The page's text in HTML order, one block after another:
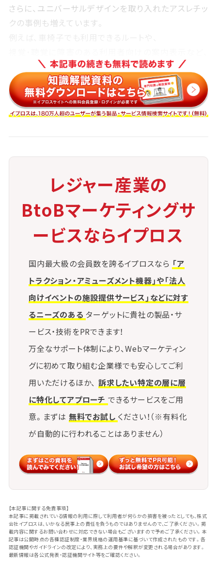
さらに、ユニバーサルデザインを取り入れたアスレチッ
クの事例も増えています。
多様な来場者が公平に楽しめる配慮が重要視されて
います。
加えて、地域の素材やストーリーを取り込んだ設計は、
単なる遊び場にとどまらない魅力を生み出します。
など、観光資源との連携が図れる点も強みです。
レジャー産業の
BtoBマーケティングサ
ービスならイプロス
国内最大級の会員数を誇るイプロスなら 「ア
トラクション・アミューズメント機器」や「法人
向けイベントの施設提供サービス」などに対す
るニーズのあるターゲットに貴社の製品・サ
ービス・技術をPRできます！
万全なサポート体制により、Webマーケティン
グに初めて取り組む企業様でも安心してご利
用いただけるほか、 訴求したい特定の層に層
に特化してアプローチ できるサービスをご用
意。まずは 無料でお試し ください！（※有料化
が自動的に行われることはありません）
【本記事に関する免責事項】
本記事に掲載されている情報の利用に際して利用者が何らかの損害を被ったとしても、株式
会社イプロスは、いかなる民事上の責任を負うものではありませんので、ご了承ください。掲
載内容に関するお問い合わせに対応できない場合もございますので予めご了承ください。本
記事は公開時点の各種認証制度・業界規格の運用基準に基づいて作成されたものです。各
認証機関やガイドラインの改定により、実務上の要件や解釈が変更される場合があります。
最新情報は各公式発表・認証機関サイト等をご確認ください。